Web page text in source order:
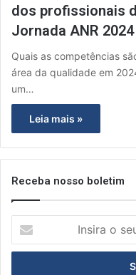
dos profissionais
Jornada ANR 2024
Quais as competências
área da qualidade em
um…
Leia mais »
Receba nosso boletim
s